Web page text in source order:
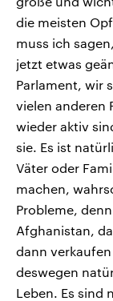
die meisten
muss ich
jetzt etwas
Parlament, wir
vielen anderen
wieder aktiv
sie. Es ist
Väter oder
machen,
Probleme,
Afghanistan,
dann
deswegen
Leben. Es sind